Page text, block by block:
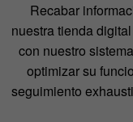
Recabar
nuestra tienda
con nuestro
optimizar su
seguimiento